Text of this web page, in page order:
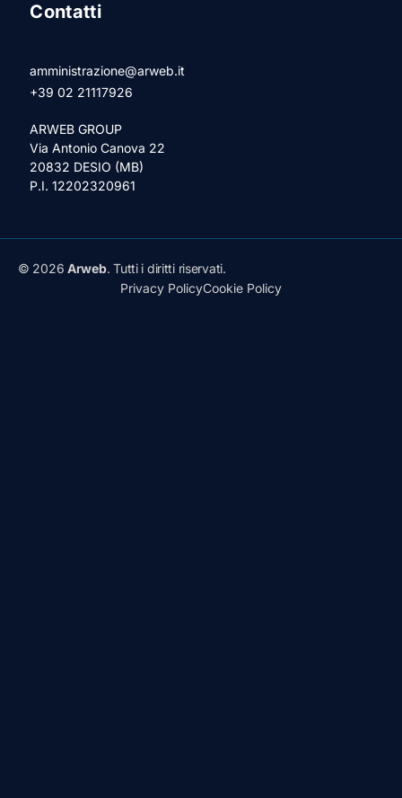
Contatti
amministrazione@arweb.it
+39 02 21117926
ARWEB GROUP
Via Antonio Canova 22
20832 DESIO (MB)
P.I. 12202320961
© 2026Arweb. Tutti i diritti riservati.
Privacy PolicyCookie Policy